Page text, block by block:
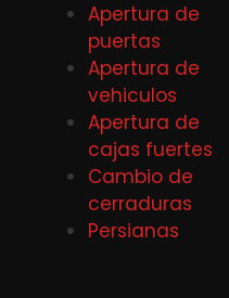
Apertura de
puertas
Apertura de
vehiculos
Apertura de
cajas fuertes
Cambio de
cerraduras
Persianas